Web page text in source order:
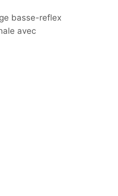
basse-reflex
avec